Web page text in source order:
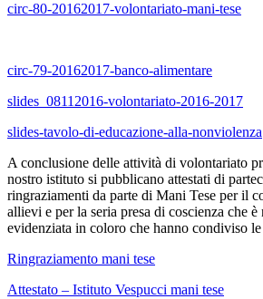
circ-80-20162017-volontariato-mani-tese
circ-79-20162017-banco-alimentare
slides_08112016-volontariato-2016-2017
slides-tavolo-di-educazione-alla-nonviolenza
A conclusione delle attività di volontariato
nostro istituto si pubblicano attestati di
ringraziamenti da parte di Mani Tese per il
allievi e per la seria presa di coscienza che è
evidenziata in coloro che hanno condiviso
Ringraziamento mani tese
Attestato – Istituto Vespucci mani tese